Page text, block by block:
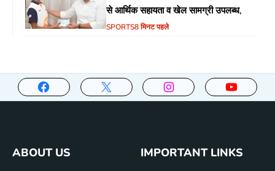
से आर्थिक सहायता व खेल सामग्री उपलब्ध,
SPORTS8 मिनट पहले
ABOUT US
IMPORTANT LINKS